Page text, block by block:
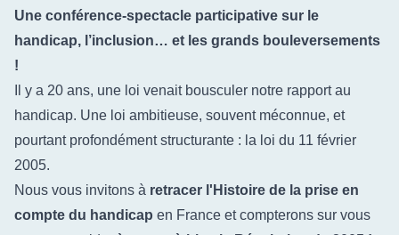
Une conférence-spectacle participative sur le
handicap, l’inclusion… et les grands bouleversements
!
Il y a 20 ans, une loi venait bousculer notre rapport au
handicap. Une loi ambitieuse, souvent méconnue, et
pourtant profondément structurante : la loi du 11 février
2005.
Nous vous invitons à retracer l'Histoire de la prise en
compte du handicap en France et compterons sur vous